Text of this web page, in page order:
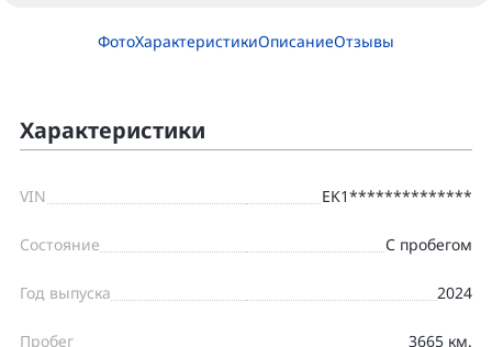
ФотоХарактеристикиОписаниеОтзывы
Характеристики
VIN EK1**************
Состояние С пробегом
Год выпуска 2024
Пробег 3665 км.